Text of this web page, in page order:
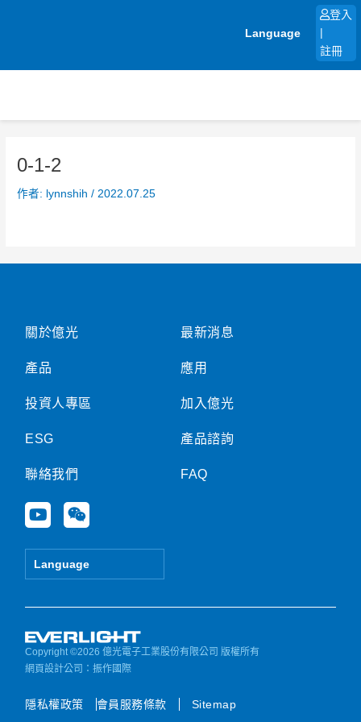
Language
登入
註冊
0-1-2
作者: lynnshih/ 2022.07.25
關於億光
產品
投資人專區
ESG
聯絡我們
Y
o
u
e
W
e
i
Language
最新消息
應用
加入億光
產品諮詢
FAQ
Copyright ©2026 億光電子工業股份有限公司 版權所有
網頁設計公司 ：振作國際
隱私權政策 會員服務條款 Sitemap